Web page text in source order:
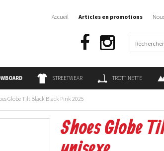
STREETWEAR TROTTINETTE
Accueil Articles en promotions
Globe Tilt Black Black Pink 2025
Shoes Globe